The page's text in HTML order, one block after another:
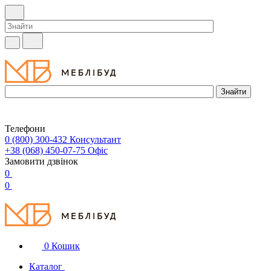
Телефони
0 (800) 300-432 Консультант
+38 (068) 450-07-75 Офіс
Замовити дзвінок
0
0
0 Кошик
Каталог